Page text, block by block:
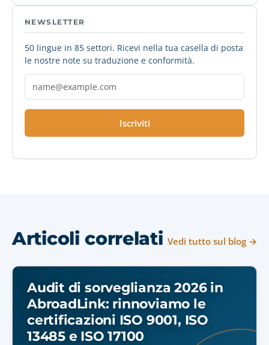
NEWSLETTER
50 lingue in 85 settori. Ricevi nella tua casella di posta
le nostre note su traduzione e conformità.
Iscriviti
Articoli correlati Vedi tutto sul blog →
Audit di sorveglianza 2026 in
AbroadLink: rinnoviamo le
certificazioni ISO 9001, ISO
13485 e ISO 17100